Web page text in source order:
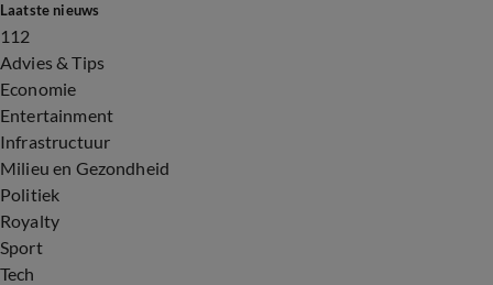
Laatste nieuws
112
Advies & Tips
Economie
Entertainment
Infrastructuur
Milieu en Gezondheid
Politiek
Royalty
Sport
Tech